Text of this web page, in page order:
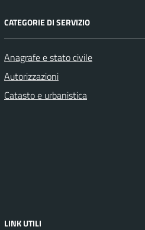
CATEGORIE DI SERVIZIO
Anagrafe e stato civile
Autorizzazioni
Catasto e urbanistica
LINK UTILI